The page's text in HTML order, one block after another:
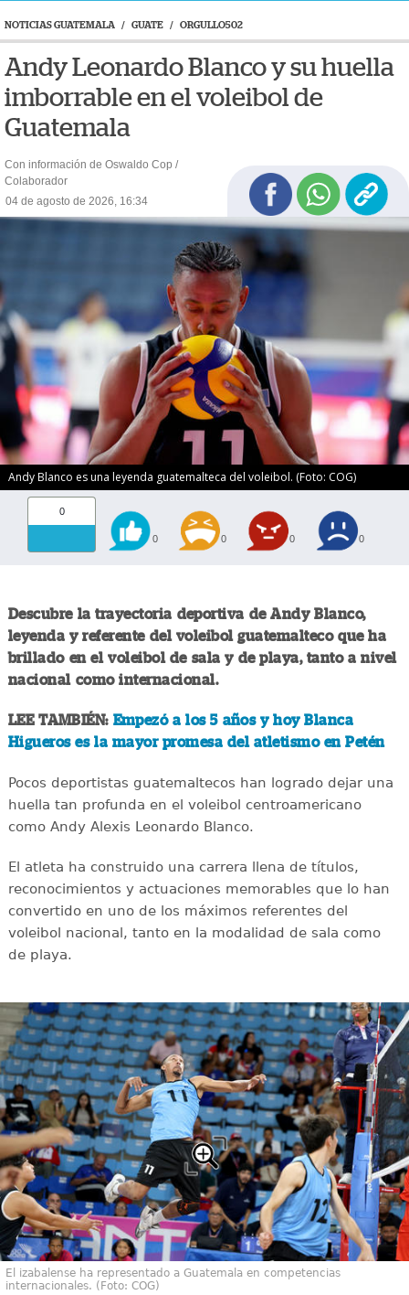
NOTICIAS GUATEMALA / GUATE / ORGULLO502
Andy Leonardo Blanco y su huella
imborrable en el voleibol de
Guatemala
Con información de Oswaldo Cop /
Colaborador
04 de agosto de 2026, 16:34
Andy Blanco es una leyenda guatemalteca del voleibol. (Foto: COG)
0
0 0 0 0
Descubre la trayectoria deportiva de Andy Blanco,
leyenda y referente del voleibol guatemalteco que ha
brillado en el voleibol de sala y de playa, tanto a nivel
nacional como internacional.
LEE TAMBIÉN: Empezó a los 5 años y hoy Blanca
Higueros es la mayor promesa del atletismo en Petén
Pocos deportistas guatemaltecos han logrado dejar una
huella tan profunda en el voleibol centroamericano
como Andy Alexis Leonardo Blanco.
El atleta ha construido una carrera llena de títulos,
reconocimientos y actuaciones memorables que lo han
convertido en uno de los máximos referentes del
voleibol nacional, tanto en la modalidad de sala como
de playa.
El izabalense ha representado a Guatemala en competencias
internacionales. (Foto: COG)